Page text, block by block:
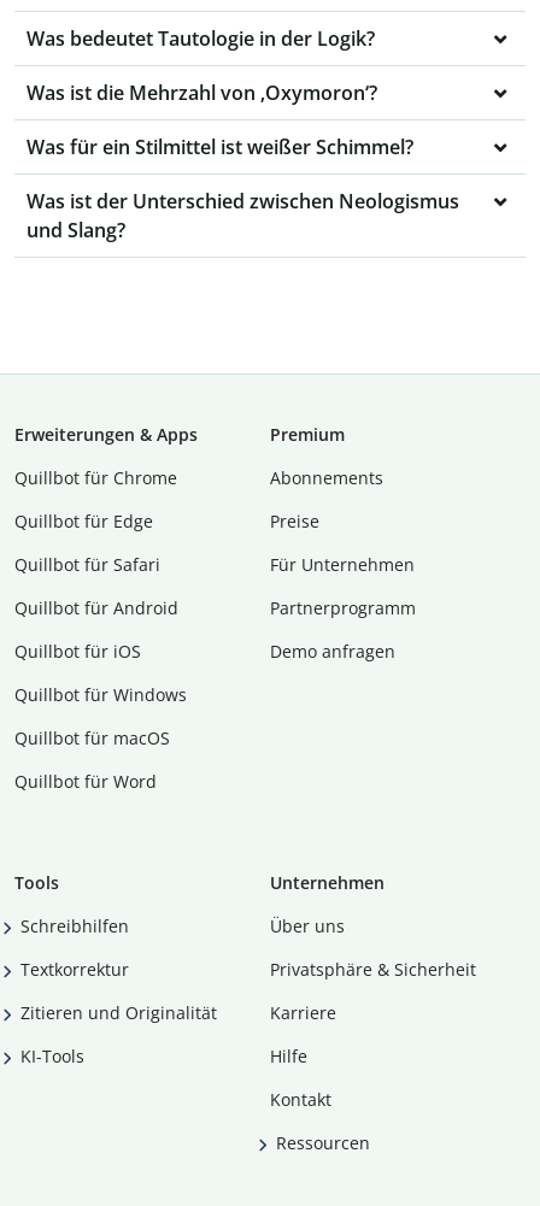
Was bedeutet Tautologie in der Logik?
Was ist die Mehrzahl von ‚Oxymoron‘?
Was für ein Stilmittel ist weißer Schimmel?
Was ist der Unterschied zwischen Neologismus
und Slang?
Erweiterungen & Apps
Quillbot für Chrome
Quillbot für Edge
Quillbot für Safari
Quillbot für Android
Quillbot für iOS
Quillbot für Windows
Quillbot für macOS
Quillbot für Word
Premium
Abon­ne­ments
Preise
Für Unternehmen
Partnerprogramm
Demo anfragen
Tools
Schreibhilfen
Textkorrektur
Zitieren und Originalität
KI-Tools
Unternehmen
Über uns
Privatsphäre & Sicherheit
Karriere
Hilfe
Kontakt
Ressourcen